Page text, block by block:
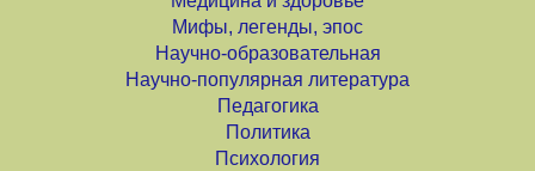
Мифы, легенды, эпос
Научно-образовательная
Научно-популярная литература
Педагогика
Политика
Психология